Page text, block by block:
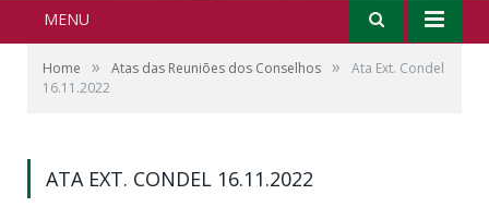
MENU
Home » Atas das Reuniões dos Conselhos »
Ata Ext. Condel
16.11.2022
ATA EXT. CONDEL 16.11.2022